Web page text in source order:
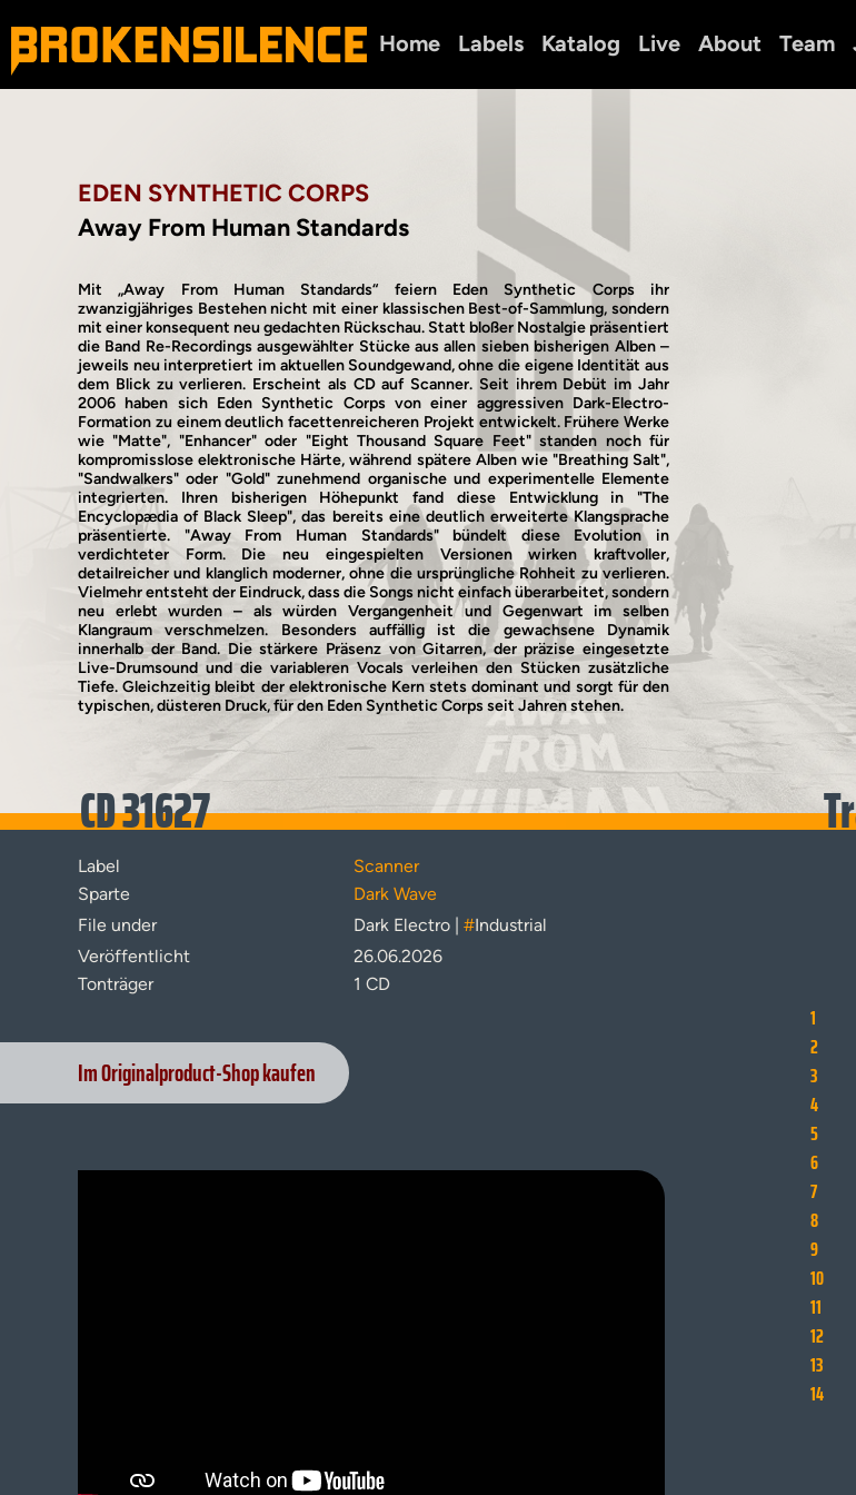
Home Labels Katalog Live About Team
EDEN SYNTHETIC CORPS
Away From Human Standards
Mit „Away From Human Standards“ feiern Eden Synthetic Corps ihr
zwanzigjähriges Bestehen nicht mit einer klassischen Best-of-Sammlung, sondern
mit einer konsequent neu gedachten Rückschau. Statt bloßer Nostalgie präsentiert
die Band Re-Recordings ausgewählter Stücke aus allen sieben bisherigen Alben –
jeweils neu interpretiert im aktuellen Soundgewand, ohne die eigene Identität aus
dem Blick zu verlieren. Erscheint als CD auf Scanner. Seit ihrem Debüt im Jahr
2006 haben sich Eden Synthetic Corps von einer aggressiven Dark-Electro-
Formation zu einem deutlich facettenreicheren Projekt entwickelt. Frühere Werke
wie "Matte", "Enhancer" oder "Eight Thousand Square Feet" standen noch für
kompromisslose elektronische Härte, während spätere Alben wie "Breathing Salt",
"Sandwalkers" oder "Gold" zunehmend organische und experimentelle Elemente
integrierten. Ihren bisherigen Höhepunkt fand diese Entwicklung in "The
Encyclopædia of Black Sleep", das bereits eine deutlich erweiterte Klangsprache
präsentierte. "Away From Human Standards" bündelt diese Evolution in
verdichteter Form. Die neu eingespielten Versionen wirken kraftvoller,
detailreicher und klanglich moderner, ohne die ursprüngliche Rohheit zu verlieren.
Vielmehr entsteht der Eindruck, dass die Songs nicht einfach überarbeitet, sondern
neu erlebt wurden – als würden Vergangenheit und Gegenwart im selben
Klangraum verschmelzen. Besonders auffällig ist die gewachsene Dynamik
innerhalb der Band. Die stärkere Präsenz von Gitarren, der präzise eingesetzte
Live-Drumsound und die variableren Vocals verleihen den Stücken zusätzliche
Tiefe. Gleichzeitig bleibt der elektronische Kern stets dominant und sorgt für den
typischen, düsteren Druck, für den Eden Synthetic Corps seit Jahren stehen.
CD 31627
Label
Scanner
Sparte
Dark Wave
File under
Dark Electro | #Industrial
Veröffentlicht
26.06.2026
Tonträger
1 CD
Im Originalproduct-Shop kaufen
1
2
3
4
5
6
7
8
9
10
11
12
13
14